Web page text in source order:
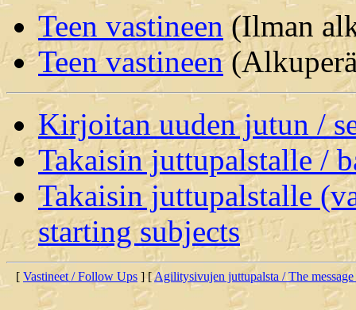
Teen vastineen (Ilman
Teen vastineen
Kirjoitan uuden jutun /
Takaisin juttupalstalle /
Takaisin juttupalstalle
starting subjects
[ Vastineet / Follow Ups ] [Agilitysivujen juttupalsta / The